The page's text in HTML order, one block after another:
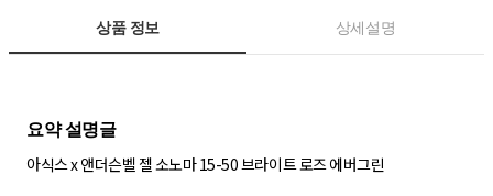
상품 정보 상세설명
요약 설명글
아식스 x 앤더슨벨 젤 소노마 15-50 브라이트 로즈 에버그린